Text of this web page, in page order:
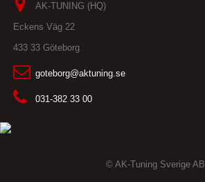
AK-TUNING (HQ)
Eckens Väg 22
433 33 Göteborg
goteborg@aktuning.se
031-382 33 00
© AK-Tuning Sverige AB